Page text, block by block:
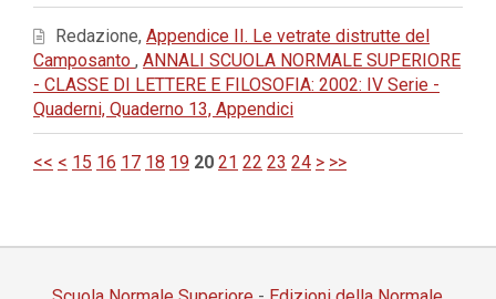
Redazione, Appendice II. Le vetrate distrutte del
Camposanto , ANNALI SCUOLA NORMALE SUPERIORE
- CLASSE DI LETTERE E FILOSOFIA: 2002: IV Serie -
Quaderni, Quaderno 13, Appendici
<< < 15 16 17 18 19 20 21 22 23 24 > >>